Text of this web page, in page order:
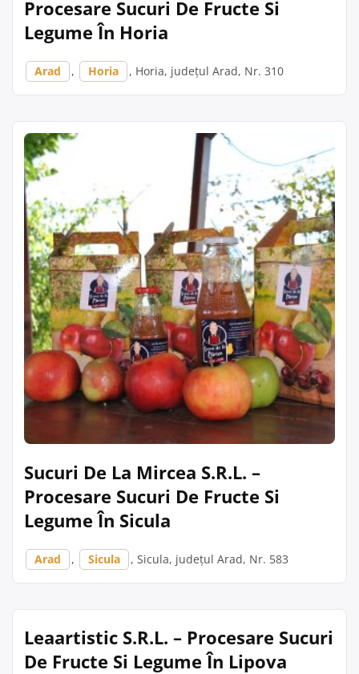
Procesare Sucuri De Fructe Si
Legume În Horia
Arad , Horia , Horia, județul Arad, Nr. 310
Sucuri De La Mircea S.R.L. –
Procesare Sucuri De Fructe Si
Legume În Sicula
Arad , Sicula , Sicula, județul Arad, Nr. 583
Leaartistic S.R.L. – Procesare Sucuri
De Fructe Si Legume În Lipova